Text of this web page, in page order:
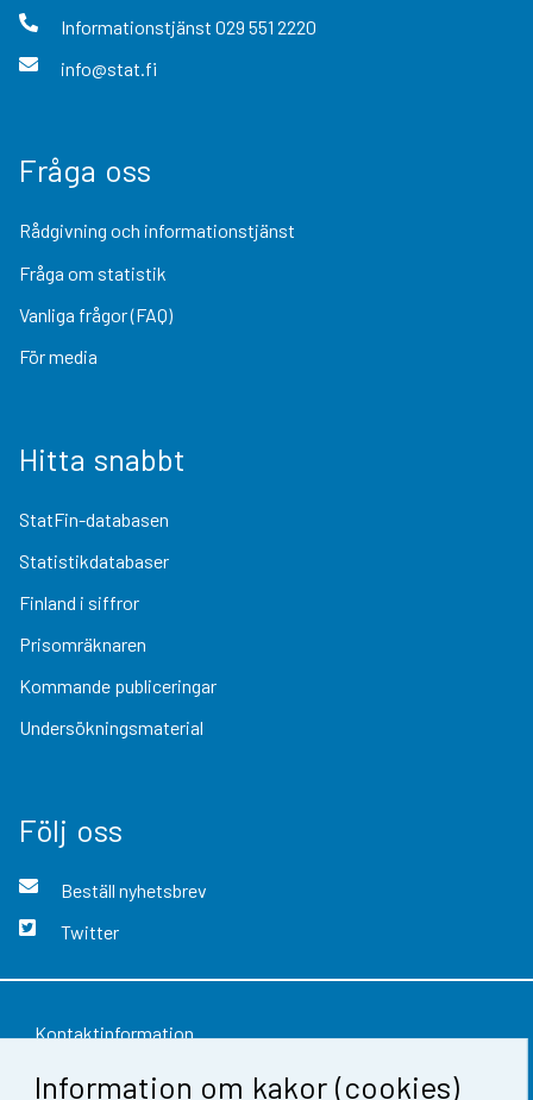
Information om kakor (cookies)
Informationstjänst 029 551 2220
info@stat.fi
Fråga oss
Rådgivning och informationstjänst
Fråga om statistik
Vanliga frågor (FAQ)
För media
Hitta snabbt
StatFin-databasen
Statistikdatabaser
Finland i siffror
Prisomräknaren
Kommande publiceringar
Undersökningsmaterial
Följ oss
Beställ nyhetsbrev
Twitter
Kontaktinformation
Respons